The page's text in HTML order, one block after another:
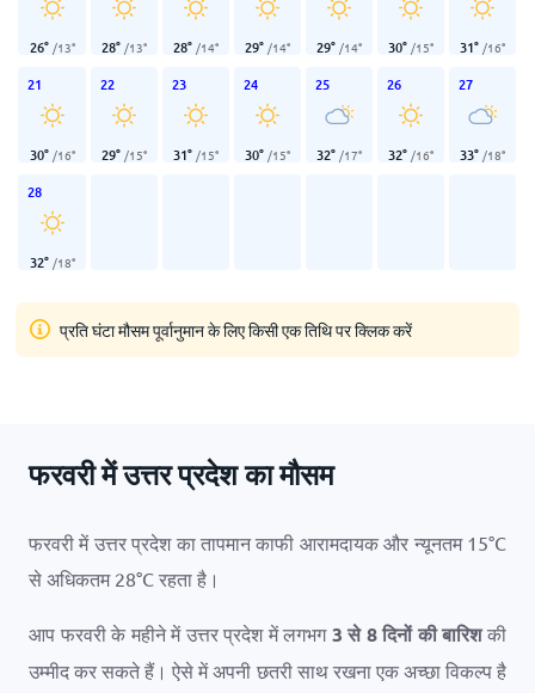
26° /13° 28° /13° 28° /14° 29° /14° 29° /14° 30° /15° 31° /16°
21
30° /16°
22
29° /15°
23
31° /15°
24
30° /15°
25
32° /17°
26
32° /16°
27
33° /18°
28
32° /18°
प्रति घंटा मौसम पूर्वानुमान के लिए किसी एक तिथि पर क्लिक करें
फरवरी में उत्तर प्रदेश का मौसम
फरवरी में उत्तर प्रदेश का तापमान काफी आरामदायक और न्यूनतम 15°C
से अधिकतम 28°C रहता है।
आप फरवरी के महीने में उत्तर प्रदेश में लगभग 3 से 8 दिनों की बारिशकी
उम्मीद कर सकते हैं। ऐसे में अपनी छतरी साथ रखना एक अच्छा विकल्प है